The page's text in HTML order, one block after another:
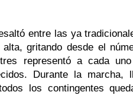
entre las ya
gritando desde el
representó a cada
Durante la marcha,
los contingentes